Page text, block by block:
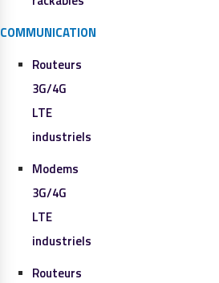
COMMUNICATION
Routeurs
3G/4G
LTE
industriels
Modems
3G/4G
LTE
industriels
Routeurs